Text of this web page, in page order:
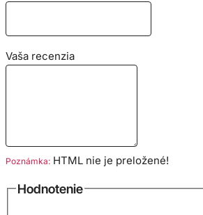
Vaša recenzia
Poznámka: HTML nie je preložené!
Hodnotenie